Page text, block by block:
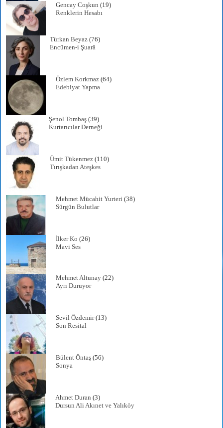
Gencay Coşkun (19)
Renklerin Hesabı
Türkan Beyaz (76)
Encümen-i Şuarâ
Özlem Korkmaz (64)
Edebiyat Yapma
Şenol Tombaş (39)
Kurtarıcılar Derneği
Ümit Tükenmez (110)
Tırışkadan Ateşkes
Mehmet Mücahit Yurteri (38)
Sürgün Bulutlar
İlker Ko (26)
Mavi Ses
Mehmet Altunay (22)
Ayrı Duruyor
Sevil Özdemir(13)
Son Resital
Bülent Öntaş (56)
Sonya
Ahmet Duran (3)
Dursun Ali Akınet ve Yalıköy